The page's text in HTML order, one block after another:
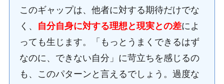
このギャップは、他者に対する期待だけでな
く、
自分自身に対する理想と現実との差によ
っても生じます。「もっとうまくできるはず
なのに、できない自分」に苛立ちを感じるの
も、このパターンと言えるでしょう。過度な